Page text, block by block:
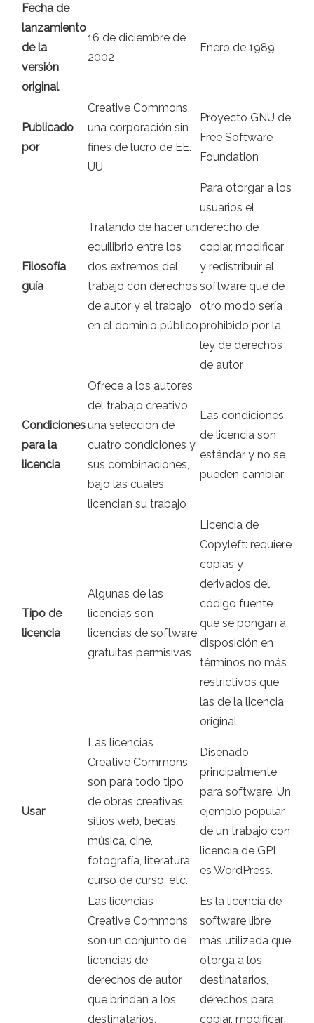
Fecha de
lanzamiento
de la
versión
original
16 de diciembre de
2002
Enero de 1989
Publicado
por
Creative Commons,
una corporación sin
fines de lucro de EE.
UU
Proyecto GNU de
Free Software
Foundation
Filosofía
guía
Tratando de hacer un
equilibrio entre los
dos extremos del
trabajo con derechos
de autor y el trabajo
en el dominio público
Para otorgar a los
usuarios el
derecho de
copiar, modificar
y redistribuir el
software que de
otro modo sería
prohibido por la
ley de derechos
de autor
Condiciones
para la
licencia
Ofrece a los autores
del trabajo creativo,
una selección de
cuatro condiciones y
sus combinaciones,
bajo las cuales
licencian su trabajo
Las condiciones
de licencia son
estándar y no se
pueden cambiar
Tipo de
licencia
Algunas de las
licencias son
licencias de software
gratuitas permisivas
Licencia de
Copyleft: requiere
copias y
derivados del
código fuente
que se pongan a
disposición en
términos no más
restrictivos que
las de la licencia
original
Usar
Las licencias
Creative Commons
son para todo tipo
de obras creativas:
sitios web, becas,
música, cine,
fotografía, literatura,
curso de curso, etc.
Diseñado
principalmente
para software. Un
ejemplo popular
de un trabajo con
licencia de GPL
es WordPress.
Las licencias
Creative Commons
son un conjunto de
licencias de
derechos de autor
que brindan a los
destinatarios,
Es la licencia de
software libre
más utilizada que
otorga a los
destinatarios,
derechos para
copiar, modificar